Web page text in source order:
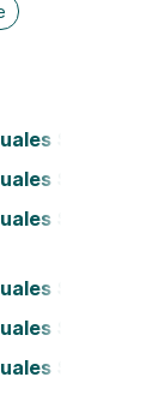
Studium
Studium
Studium
Studium
Studium
Studium